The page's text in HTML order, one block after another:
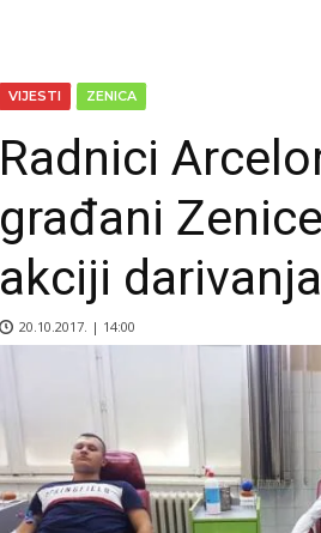
VIJESTI ZENICA
Radnici
građani
akciji
20.10.2017. | 14:00